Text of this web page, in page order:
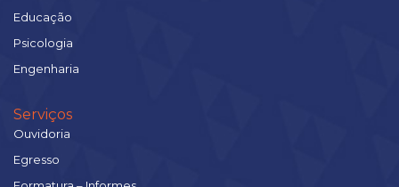
Educação
Psicologia
Engenharia
Serviços
Ouvidoria
Egresso